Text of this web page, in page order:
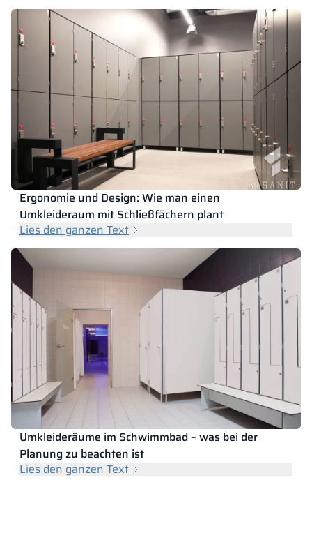
Ergonomie und Design: Wie man einen
Umkleideraum mit Schließfächern plant
Lies den ganzen Text
Umkleideräume im Schwimmbad – was bei der
Planung zu beachten ist
Lies den ganzen Text